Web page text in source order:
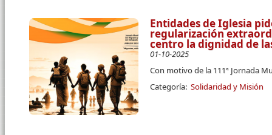
Entidades de Iglesia
regularización
centro la dignidad de
01-10-2025
Con motivo de la 111ª Jornada
Categoría: Solidaridad y Misión